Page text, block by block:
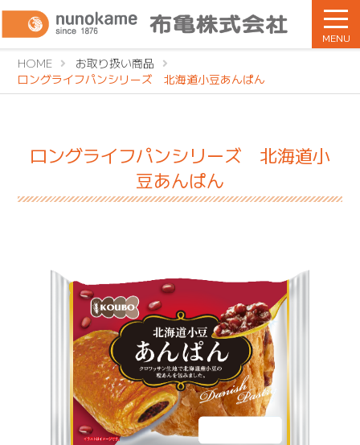
MENU
HOME
お取り扱い商品
ロングライフパンシリーズ 北海道小豆あんぱん
ロングライフパンシリーズ 北海道小
豆あんぱん